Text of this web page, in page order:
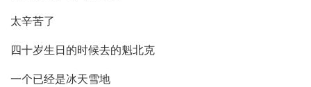
太辛苦了
四十岁生日的时候去的魁北克
一个已经是冰天雪地